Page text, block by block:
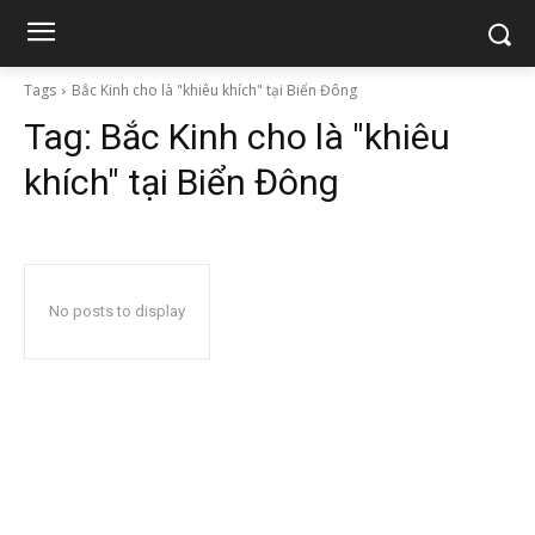
Tags Bắc Kinh cho là "khiêu khích" tại Biển Đông
Tag: Bắc Kinh cho là "khiêu
khích" tại Biển Đông
No posts to display